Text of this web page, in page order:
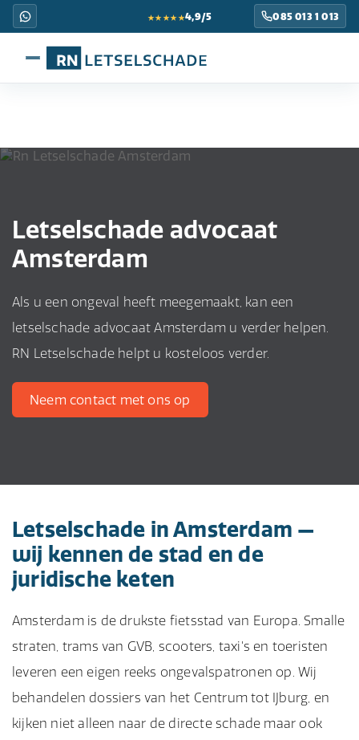
★★★★★4,9/5 085 013 1 013
Letselschade advocaat
Amsterdam
Als u een ongeval heeft meegemaakt, kan een
letselschade advocaat Amsterdam u verder helpen.
RN Letselschade helpt u kosteloos verder.
Neem contact met ons op
Letselschade in Amsterdam —
wij kennen de stad en de
juridische keten
Amsterdam is de drukste fietsstad van Europa. Smalle
straten, trams van GVB, scooters, taxi's en toeristen
leveren een eigen reeks ongevalspatronen op. Wij
behandelen dossiers van het Centrum tot IJburg, en
kijken niet alleen naar de directe schade maar ook